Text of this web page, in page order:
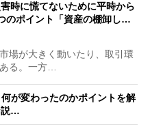
害時に慌てないために平時から
のポイント「資産の棚卸し…
場が大きく動いたり、取引環
る。一方…
が変わったのかポイントを解
説…